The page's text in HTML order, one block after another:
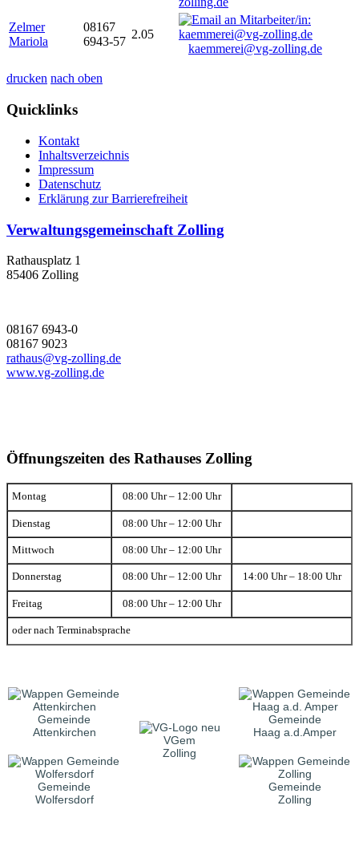
Zelmer
Mariola
08167
6943-57
2.05
kaemmerei@vg-zolling.de
drucken nach oben
Quicklinks
Kontakt
Inhaltsverzeichnis
Impressum
Datenschutz
Erklärung zur Barrierefreiheit
Verwaltungsgemeinschaft Zolling
Rathausplatz 1
85406 Zolling
08167 6943-0
08167 9023
rathaus@vg-zolling.de
www.vg-zolling.de
Öffnungszeiten des Rathauses Zolling
Montag 08:00 Uhr – 12:00 Uhr
Dienstag 08:00 Uhr – 12:00 Uhr
Mittwoch 08:00 Uhr – 12:00 Uhr
Donnerstag 08:00 Uhr – 12:00 Uhr 14:00 Uhr – 18:00 Uhr
Freitag 08:00 Uhr – 12:00 Uhr
oder nach Terminabsprache
Gemeinde
Attenkirchen
VGem
Zolling
Gemeinde
Haag a.d.Amper
Gemeinde
Wolfersdorf
Gemeinde
Zolling